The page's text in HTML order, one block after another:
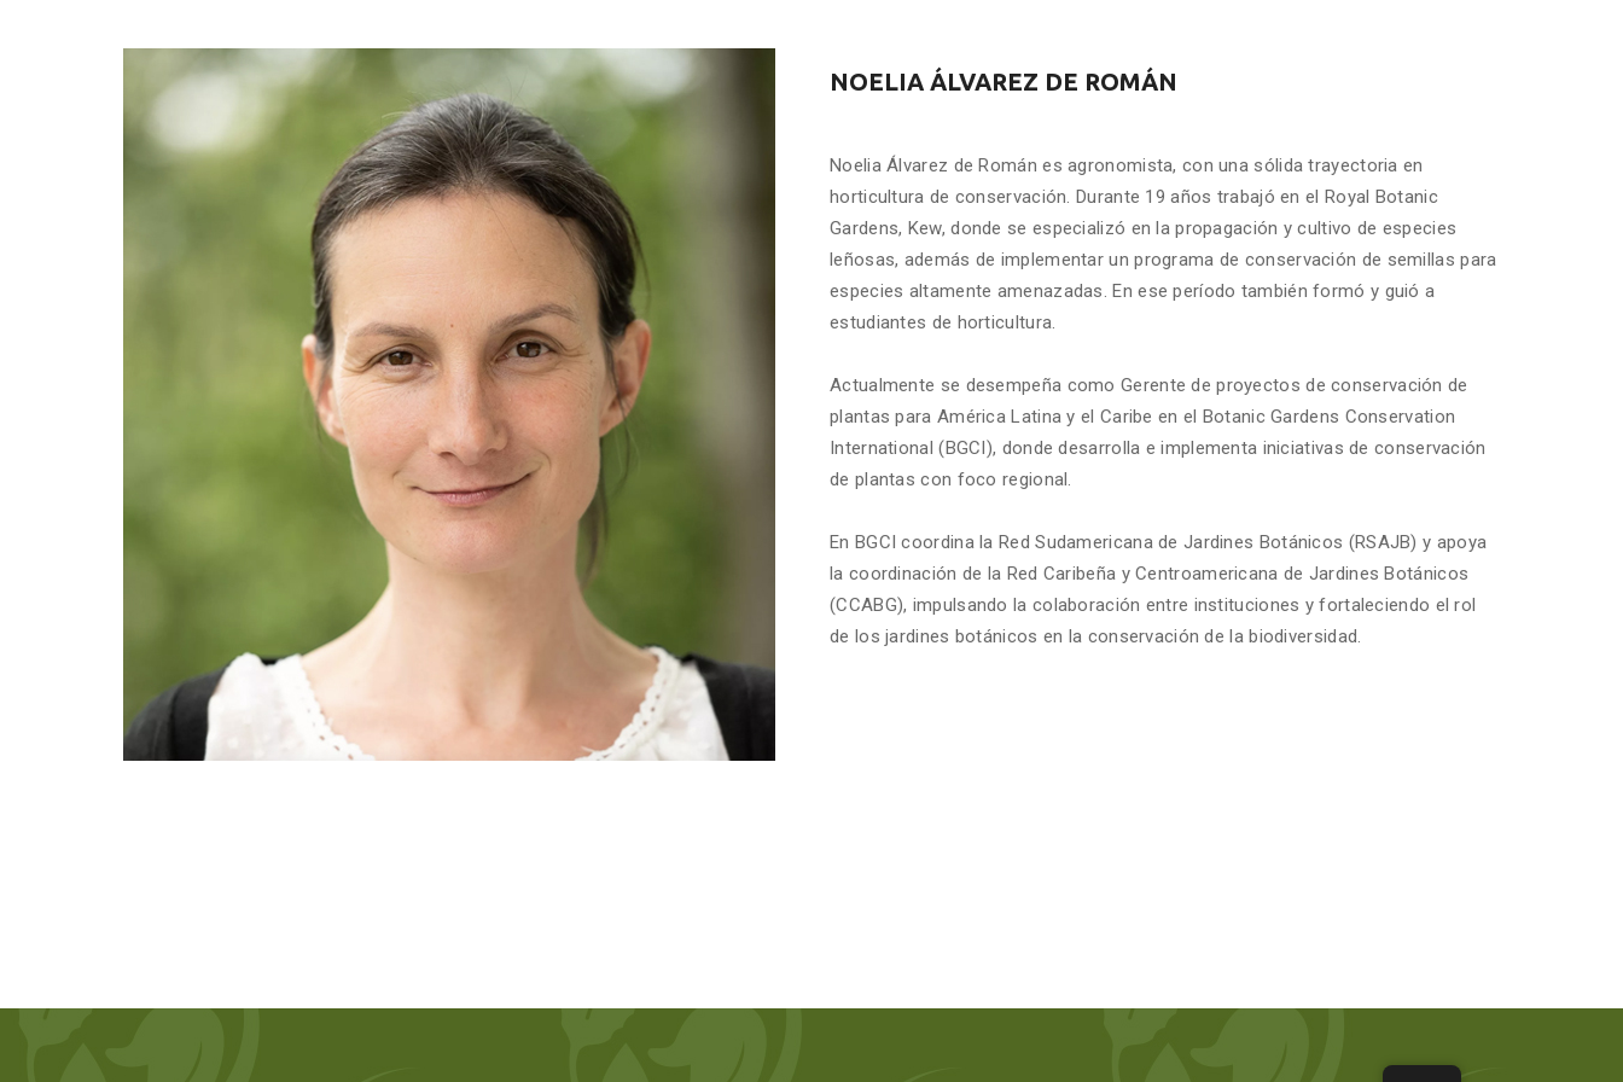
NOELIA ÁLVAREZ DE ROMÁN
Noelia Álvarez de Román es agronomista, con una sólida trayectoria en
horticultura de conservación. Durante 19 años trabajó en el Royal Botanic
Gardens, Kew, donde se especializó en la propagación y cultivo de especies
leñosas, además de implementar un programa de conservación de semillas para
especies altamente amenazadas. En ese período también formó y guió a
estudiantes de horticultura.
Actualmente se desempeña como Gerente de proyectos de conservación de
plantas para América Latina y el Caribe en el Botanic Gardens Conservation
International (BGCI), donde desarrolla e implementa iniciativas de conservación
de plantas con foco regional.
En BGCI coordina la Red Sudamericana de Jardines Botánicos (RSAJB) y apoya
la coordinación de la Red Caribeña y Centroamericana de Jardines Botánicos
(CCABG), impulsando la colaboración entre instituciones y fortaleciendo el rol
de los jardines botánicos en la conservación de la biodiversidad.